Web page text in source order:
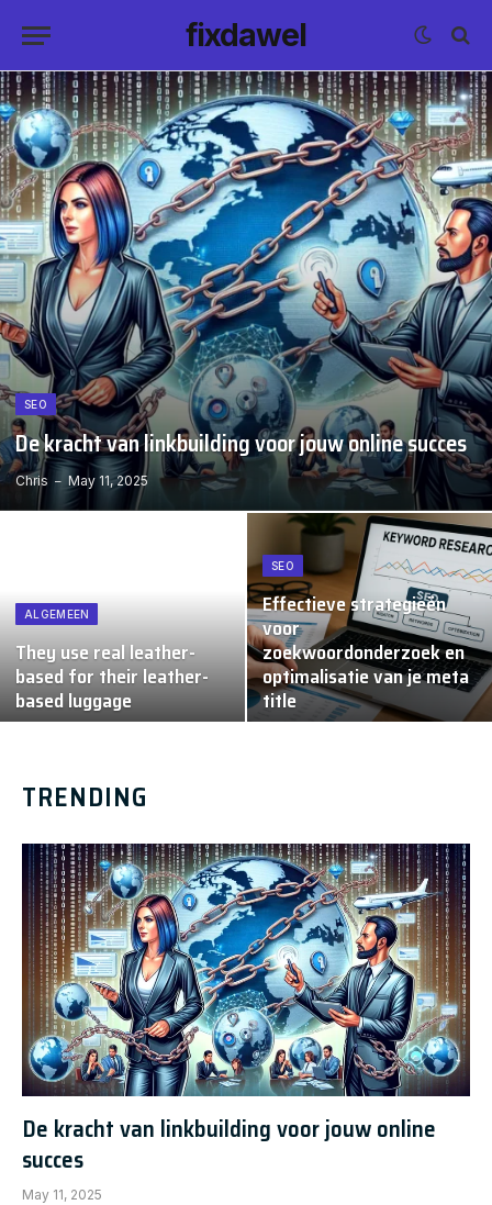
fixdawel
SEO
De kracht van linkbuilding voor jouw online succes
Chris May 11, 2025
ALGEMEEN
They use real leather-
based for their leather-
based luggage
SEO
Effectieve strategieën
voor
zoekwoordonderzoek en
optimalisatie van je meta
title
TRENDING
De kracht van linkbuilding voor jouw online
succes
May 11, 2025